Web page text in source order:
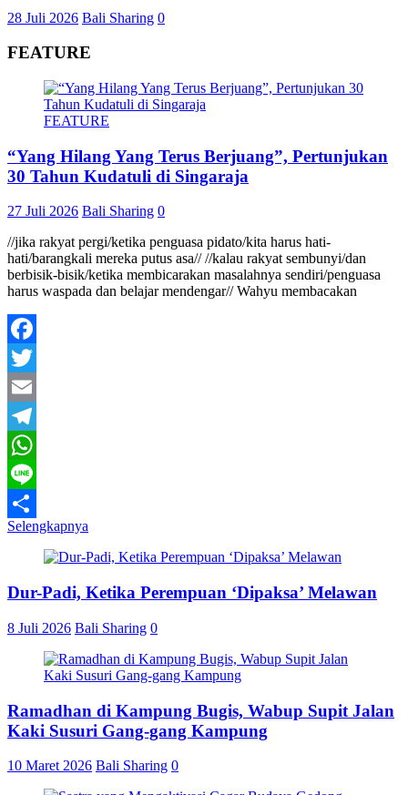
28 Juli 2026 Bali Sharing 0
FEATURE
FEATURE
“Yang Hilang Yang Terus Berjuang”, Pertunjukan
30 Tahun Kudatuli di Singaraja
27 Juli 2026 Bali Sharing 0
//jika rakyat pergi/ketika penguasa pidato/kita harus hati-
hati/barangkali mereka putus asa// //kalau rakyat sembunyi/dan
berbisik-bisik/ketika membicarakan masalahnya sendiri/penguasa
harus waspada dan belajar mendengar// Wahyu membacakan
Facebook
Twitter
Email
Telegram
WhatsApp
Line
Share
Selengkapnya
Dur-Padi, Ketika Perempuan ‘Dipaksa’ Melawan
8 Juli 2026 Bali Sharing 0
Ramadhan di Kampung Bugis, Wabup Supit Jalan
Kaki Susuri Gang-gang Kampung
10 Maret 2026 Bali Sharing 0